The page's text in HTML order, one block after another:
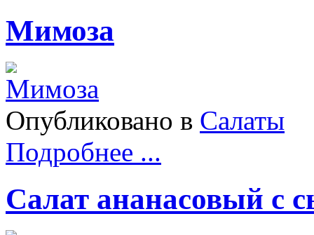
Мимоза
Опубликовано в Салаты
Подробнее ...
Салат ананасовый с